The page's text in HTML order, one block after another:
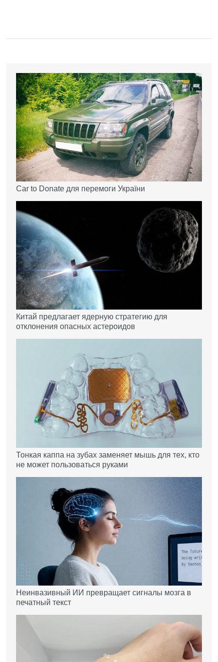
Car to Donate для перемоги України
Китай предлагает ядерную стратегию для
отклонения опасных астероидов
Тонкая каппа на зубах заменяет мышь для тех, кто
не может пользоваться руками
Неинвазивный ИИ превращает сигналы мозга в
печатный текст